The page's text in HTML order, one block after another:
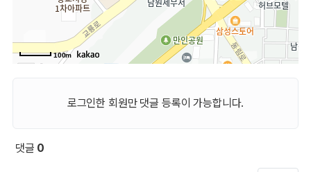
100m
로그인한 회원만 댓글 등록이 가능합니다.
댓글 0